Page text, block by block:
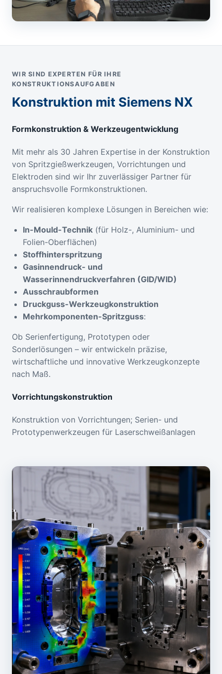
WIR SIND EXPERTEN FÜR IHRE
KONSTRUKTIONSAUFGABEN
Konstruktion mit Siemens NX
Formkonstruktion & Werkzeugentwicklung
Mit mehr als 30 Jahren Expertise in der Konstruktion
von Spritzgießwerkzeugen, Vorrichtungen und
Elektroden sind wir Ihr zuverlässiger Partner für
anspruchsvolle Formkonstruktionen.
Wir realisieren komplexe Lösungen in Bereichen wie:
In-Mould-Technik (für Holz-, Aluminium- und
Folien-Oberflächen)
Stoffhinterspritzung
Gasinnendruck- und
Wasserinnendruckverfahren (GID/WID)
Ausschraubformen
Druckguss-Werkzeugkonstruktion
Mehrkomponenten-Spritzguss:
Ob Serienfertigung, Prototypen oder
Sonderlösungen – wir entwickeln präzise,
wirtschaftliche und innovative Werkzeugkonzepte
nach Maß.
Vorrichtungskonstruktion
Konstruktion von Vorrichtungen; Serien- und
Prototypenwerkzeugen für Laserschweißanlagen